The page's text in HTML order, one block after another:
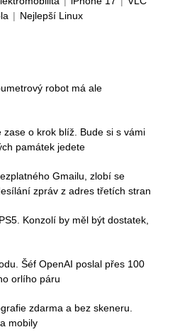
| Nejlepší Linux
robot má ale
o krok blíž. Bude si s vámi
památek jedete
Gmailu, zlobí se
zpráv z adres třetích stran
Konzolí by měl být dostatek,
Šéf OpenAI poslal přes 100
orlího páru
zdarma a bez skeneru.
mobily